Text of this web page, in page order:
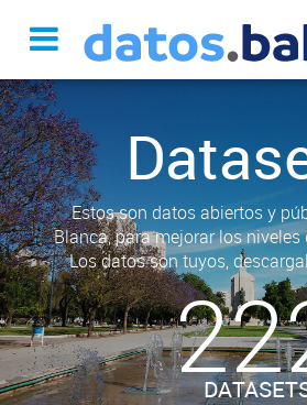
Estos son datos abiertos y
Blanca, para mejorar los
Los datos son tuyos,